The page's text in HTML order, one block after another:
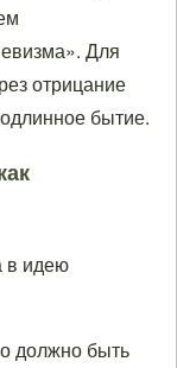
Для
отрицание
бытие.
в идею
должно быть